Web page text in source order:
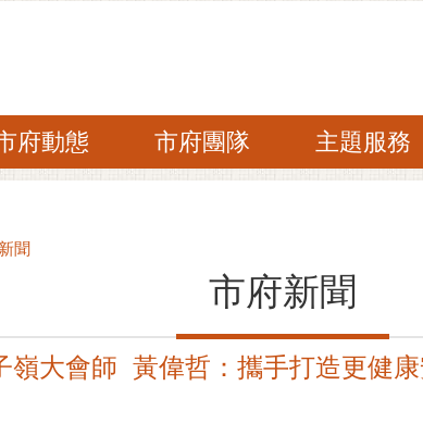
府動態 市府團隊 主題服務
聞
市府新聞
嶺大會師 黃偉哲：攜手打造更健